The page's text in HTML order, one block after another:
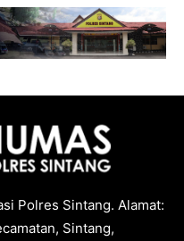
Polres Sintang. Alamat:
Sintang,